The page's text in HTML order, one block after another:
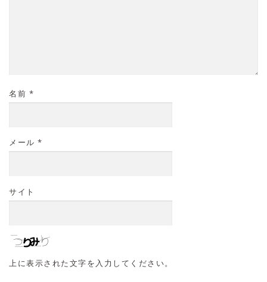
名前 *
メール *
サイト
上に表示された文字を入力してください。